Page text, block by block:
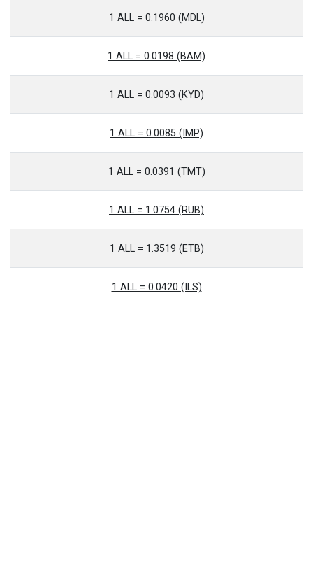
1 ALL = 0.1960 (MDL)
1 ALL = 0.0198 (BAM)
1 ALL = 0.0093 (KYD)
1 ALL = 0.0085 (IMP)
1 ALL = 0.0391 (TMT)
1 ALL = 1.0754 (RUB)
1 ALL = 1.3519 (ETB)
1 ALL = 0.0420 (ILS)